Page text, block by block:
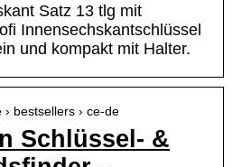
Satz 13 tlg mit
Innensechskantschlüssel
und kompakt mit Halter.
bestsellers › ce-de
Schlüssel- &